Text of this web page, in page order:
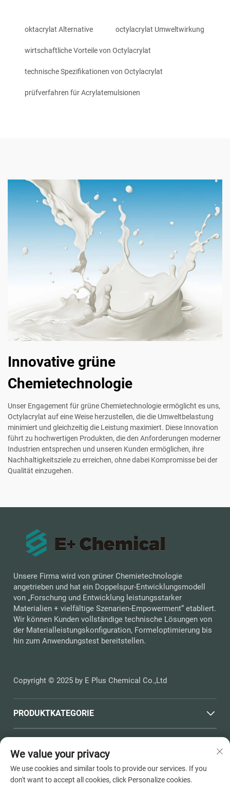
oktacrylat Alternative octylacrylat Umweltwirkung
wirtschaftliche Vorteile von Octylacrylat
technische Spezifikationen von Octylacrylat
prüfverfahren für Acrylatemulsionen
Innovative grüne
Chemietechnologie
Unser Engagement für grüne Chemietechnologie ermöglicht es uns,
Octylacrylat auf eine Weise herzustellen, die die Umweltbelastung
minimiert und gleichzeitig die Leistung maximiert. Diese Innovation
führt zu hochwertigen Produkten, die den Anforderungen moderner
Industrien entsprechen und unseren Kunden ermöglichen, ihre
Nachhaltigkeitsziele zu erreichen, ohne dabei Kompromisse bei der
Qualität einzugehen.
Unsere Firma wird von grüner Chemietechnologie
angetrieben und hat ein Doppelspur-Entwicklungsmodell
von „Forschung und Entwicklung leistungsstarker
Materialien + vielfältige Szenarien-Empowerment“ etabliert.
Wir können Kunden vollständige technische Lösungen von
der Materialleistungskonfiguration, Formeloptimierung bis
hin zum Anwendungstest bereitstellen.
Copyright © 2025 by E Plus Chemical Co.,Ltd
PRODUKTKATEGORIE
KONTAKTINFORMATIONEN
We value your privacy
We use cookies and similar tools to provide our services. If you
don't want to accept all cookies, click Personalize cookies.